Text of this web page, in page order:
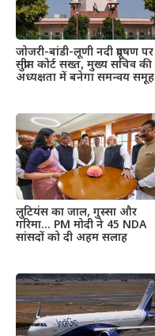
जोजरी-बांडी-लूणी नदी प्रदूषण पर
सुप्रीम कोर्ट सख्त, मुख्य सचिव की
अध्यक्षता में बनेगा समन्वय समूह
लुटियंस का जाल, गुस्सा और
गरिमा… PM मोदी ने 45 NDA
सांसदों को दी अहम सलाह